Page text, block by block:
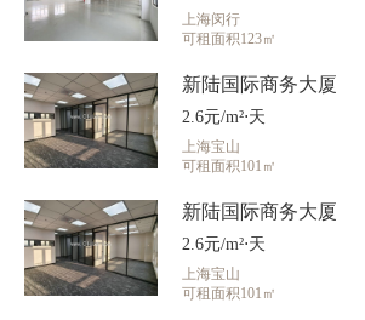
上海闵行
可租面积123㎡
新陆国际商务大厦
2.6元/m²⋅天
上海宝山
可租面积101㎡
新陆国际商务大厦
2.6元/m²⋅天
上海宝山
可租面积101㎡